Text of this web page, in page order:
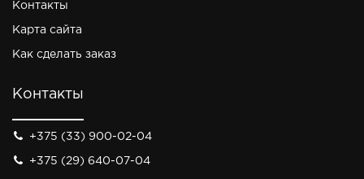
Контакты
Карта сайта
Как сделать заказ
Контакты
+375 (33) 900-02-04
+375 (29) 640-07-04